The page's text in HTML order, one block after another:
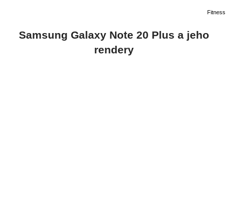
Fitness
Samsung Galaxy Note 20 Plus a jeho
rendery